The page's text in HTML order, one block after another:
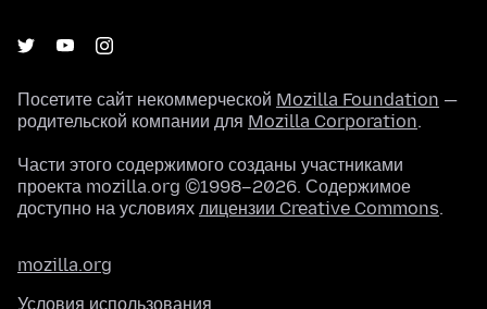
Посетите сайт некоммерческой Mozilla Foundation —
родительской компании для Mozilla Corporation.
Части этого содержимого созданы участниками
проекта mozilla.org ©1998–2026. Содержимое
доступно на условиях лицензии Creative Commons.
mozilla.org
Условия использования